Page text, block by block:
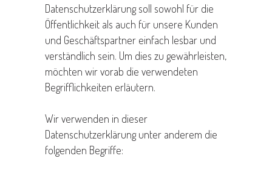
Datenschutzerklärung soll sowohl für die
Öffentlichkeit als auch für unsere Kunden
und Geschäftspartner einfach lesbar und
verständlich sein. Um dies zu gewährleisten,
möchten wir vorab die verwendeten
Begrifflichkeiten erläutern.
Wir verwenden in dieser
Datenschutzerklärung unter anderem die
folgenden Begriffe: